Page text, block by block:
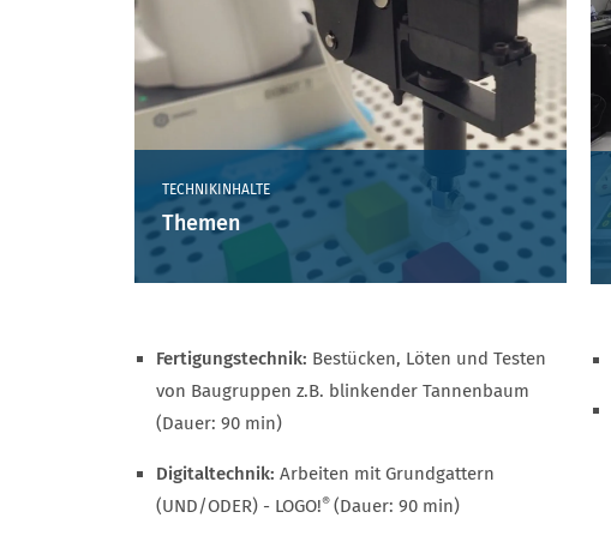
TECHNIKINHALTE
Themen
Fertigungstechnik: Bestücken, Löten und Testen
von Baugruppen z.B. blinkender Tannenbaum
(Dauer: 90 min)
Digitaltechnik: Arbeiten mit Grundgattern
(UND/ODER) - LOGO!® (Dauer: 90 min)